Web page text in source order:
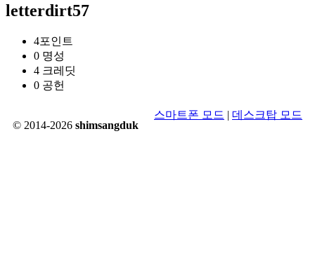
letterdirt57
4포인트
0 명성
4 크레딧
0 공헌
© 2014-2026 shimsangduk
스마트폰 모드 | 데스크탑 모드